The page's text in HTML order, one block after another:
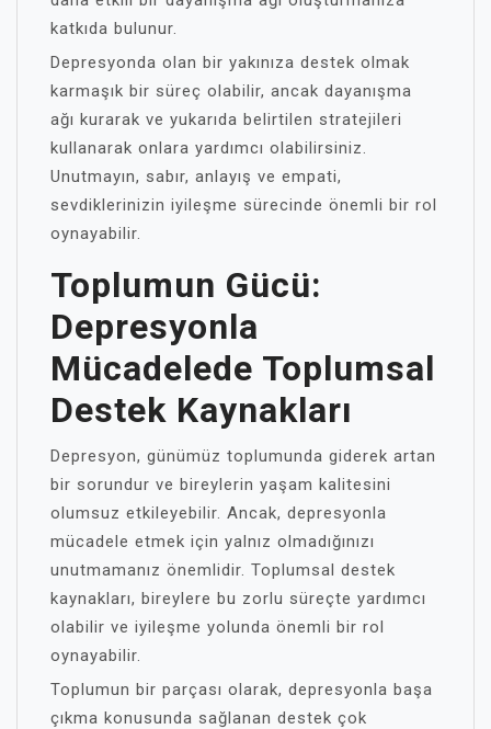
katkıda bulunur.
Depresyonda olan bir yakınıza destek olmak
karmaşık bir süreç olabilir, ancak dayanışma
ağı kurarak ve yukarıda belirtilen stratejileri
kullanarak onlara yardımcı olabilirsiniz.
Unutmayın, sabır, anlayış ve empati,
sevdiklerinizin iyileşme sürecinde önemli bir rol
oynayabilir.
Toplumun Gücü:
Depresyonla
Mücadelede Toplumsal
Destek Kaynakları
Depresyon, günümüz toplumunda giderek artan
bir sorundur ve bireylerin yaşam kalitesini
olumsuz etkileyebilir. Ancak, depresyonla
mücadele etmek için yalnız olmadığınızı
unutmamanız önemlidir. Toplumsal destek
kaynakları, bireylere bu zorlu süreçte yardımcı
olabilir ve iyileşme yolunda önemli bir rol
oynayabilir.
Toplumun bir parçası olarak, depresyonla başa
çıkma konusunda sağlanan destek çok